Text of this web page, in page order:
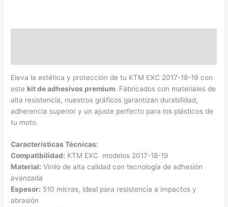
Eleva la estética y protección de tu KTM EXC 2017-18-19 con
este kit de adhesivos premium. Fabricados con materiales de
alta resistencia, nuestros gráficos garantizan durabilidad,
adherencia superior y un ajuste perfecto para los plásticos de
tu moto.
Características Técnicas:
Compatibilidad: KTM EXC modelos 2017-18-19
Material: Vinilo de alta calidad con tecnología de adhesión
avanzada
Espesor: 510 micras, ideal para resistencia a impactos y
abrasión